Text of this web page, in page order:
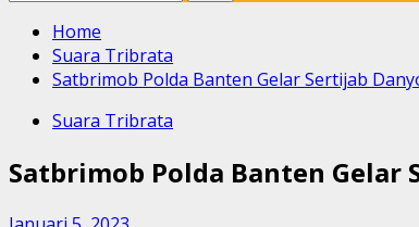
Home
Suara Tribrata
Satbrimob Polda Banten Gelar Sertijab
Suara Tribrata
Satbrimob Polda Banten Gelar